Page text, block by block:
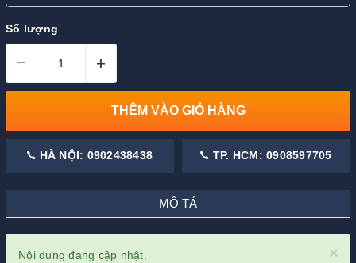
Số lượng
– +
THÊM VÀO GIỎ HÀNG
HÀ NỘI: 0902438438 TP. HCM: 0908597705
MÔ TẢ
×
Nội dung đang cập nhật.